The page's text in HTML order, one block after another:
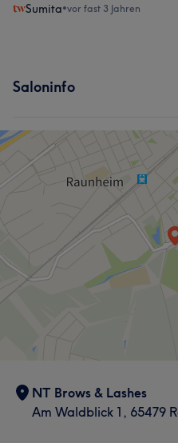
Sumita•vor fast 3 Jahren
Saloninfo
NT Brows & Lashes
Am Waldblick 1, 65479